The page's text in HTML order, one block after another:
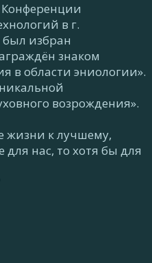
в г.
избран
знаком
в области эниологии».
возрождения».
жизни к лучшему,
нас, то хотя бы для